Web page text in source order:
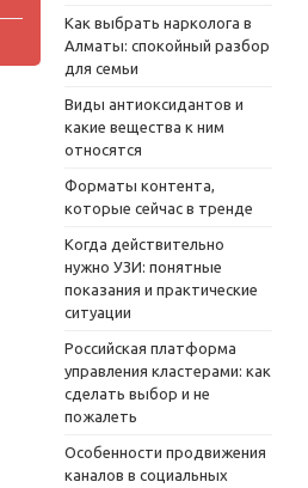
Как выбрать нарколога в
Алматы: спокойный разбор
для семьи
Виды антиоксидантов и
какие вещества к ним
относятся
Форматы контента,
которые сейчас в тренде
Когда действительно
нужно УЗИ: понятные
показания и практические
ситуации
Российская платформа
управления кластерами: как
сделать выбор и не
пожалеть
Особенности продвижения
каналов в социальных